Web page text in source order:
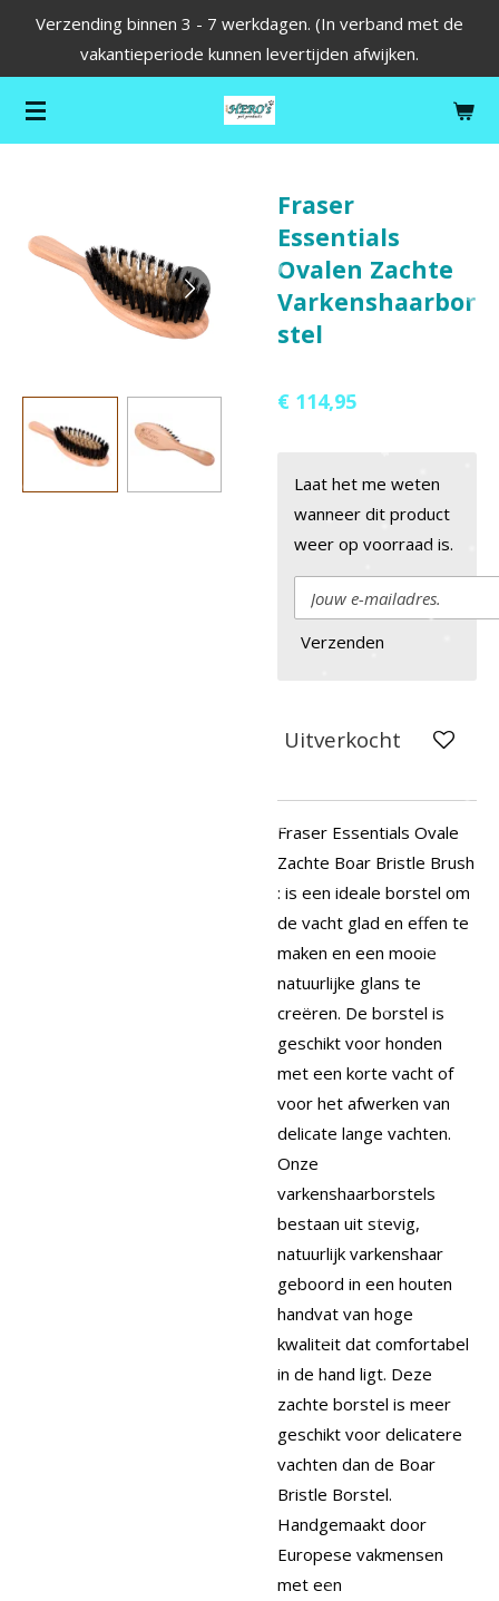
de
hoofdinhoud
Verzending binnen 3 - 7 werkdagen. (In verband met de
vakantieperiode kunnen levertijden afwijken.
Fraser
Essentials
Ovalen Zachte
Varkenshaarbor
stel
€ 114,95
Laat het me weten
wanneer dit product
weer op voorraad is.
Verzenden
Uitverkocht
Fraser Essentials Ovale
Zachte Boar Bristle Brush
: is een ideale borstel om
de vacht glad en effen te
maken en een mooie
natuurlijke glans te
creëren. De borstel is
geschikt voor honden
met een korte vacht of
voor het afwerken van
delicate lange vachten.
Onze
varkenshaarborstels
bestaan uit stevig,
natuurlijk varkenshaar
geboord in een houten
handvat van hoge
kwaliteit dat comfortabel
in de hand ligt. Deze
zachte borstel is meer
geschikt voor delicatere
vachten dan de Boar
Bristle Borstel.
Handgemaakt door
Europese vakmensen
met een